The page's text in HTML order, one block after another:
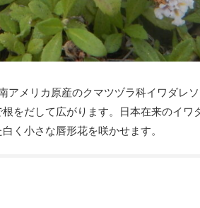
アメリカ原産のクマツヅラ科イワダレ
をだして広がります。日本在来のイワ
く小さな唇形花を咲かせます。